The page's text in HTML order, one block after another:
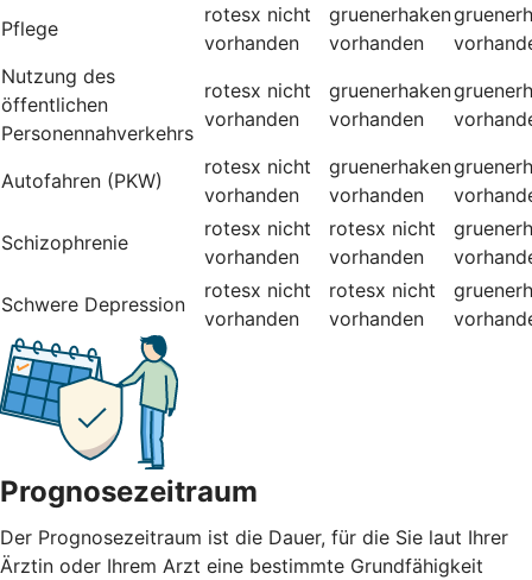
Pflege
rotesx nicht
vorhanden
gruenerhaken
vorhanden
Nutzung des
öffentlichen
Personennahverkehrs
rotesx nicht
vorhanden
gruenerhaken
vorhanden
Autofahren (PKW)
rotesx nicht
vorhanden
gruenerhaken
vorhanden
Schizophrenie
rotesx nicht
vorhanden
rotesx nicht
vorhanden
Schwere Depression
rotesx nicht
vorhanden
rotesx nicht
vorhanden
Prognosezeitraum
Der Prognosezeitraum ist die Dauer, für die Sie laut Ihrer
Ärztin oder Ihrem Arzt eine bestimmte Grundfähigkeit